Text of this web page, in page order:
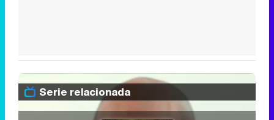
Serie relacionada